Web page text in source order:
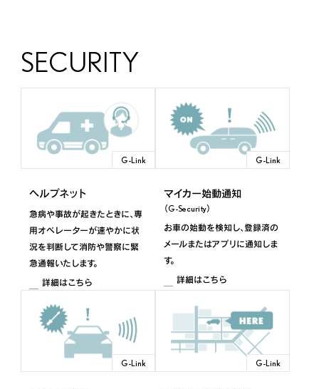
LS
2022年10月～2023年9月
LS
2020年10月～2022年9月
ES500e/ES350e
2026年6月～
ES350h
2026年6月～
ES
2022年7月～2026年5月
ES
2020年8月～2022年6月
SECURITY
G-Link
ヘルプネット
急病や事故が起きたときに、専
用オペレーターが速やかに状
況を判断して消防や警察に緊
急通報いたします。
詳細はこちら
G-Link
マイカー始動通知
（G-Security）
お車の始動を検知し、登録済の
メールまたはアプリに通知しま
す。
詳細はこちら
G-Link G-Link